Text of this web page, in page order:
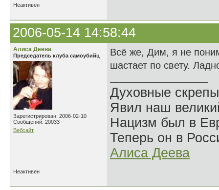
Неактивен
2006-05-14 14:58:44
Алиса Деева
Председатель клуба самоубийц
Зарегистрирован: 2006-02-10
Сообщений: 20033
Вебсайт
Всё же, Дим, я не
шастает по свету.
Духовные
Явил наш
Нацизм был в
Теперь он в
Алиса Деева
Неактивен